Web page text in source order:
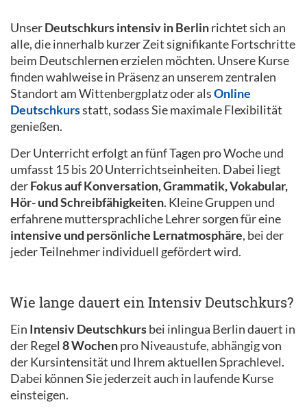
UnserDeutschkurs intensiv in Berlinrichtet sich an
alle, die innerhalb kurzer Zeit signifikante Fortschritte
beim Deutschlernen erzielen möchten. Unsere Kurse
finden wahlweise in Präsenz an unserem zentralen
Standort am Wittenbergplatz oder alsOnline
Deutschkursstatt, sodass Sie maximale Flexibilität
genießen.
Der Unterricht erfolgt an fünf Tagen pro Woche und
umfasst 15 bis 20 Unterrichtseinheiten. Dabei liegt
derFokus auf Konversation, Grammatik, Vokabular,
Hör- und Schreibfähigkeiten. Kleine Gruppen und
erfahrene muttersprachliche Lehrer sorgen für eine
intensive und persönliche Lernatmosphäre, bei der
jeder Teilnehmer individuell gefördert wird.
Wie lange dauert ein Intensiv Deutschkurs?
Ein Intensiv Deutschkursbei inlingua Berlin dauert in
der Regel 8 Wochenpro Niveaustufe, abhängig von
der Kursintensität und Ihrem aktuellen Sprachlevel.
Dabei können Sie jederzeit auch in laufende Kurse
einsteigen.